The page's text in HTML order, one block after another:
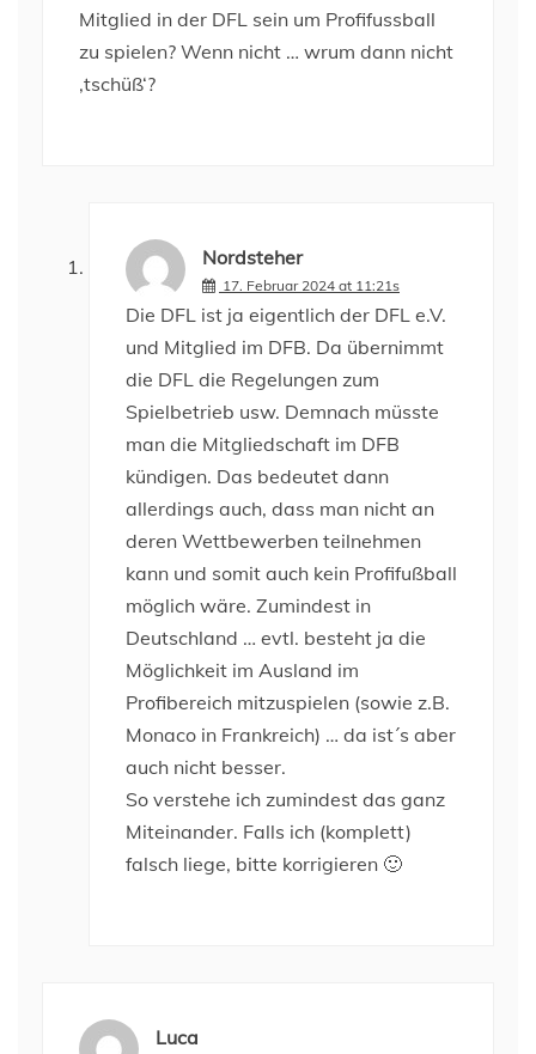
Mitglied in der DFL sein um Profifussball
zu spielen? Wenn nicht … wrum dann nicht
‚tschüß‘?
Nordsteher
17. Februar 2024 at 11:21s
Die DFL ist ja eigentlich der DFL e.V.
und Mitglied im DFB. Da übernimmt
die DFL die Regelungen zum
Spielbetrieb usw. Demnach müsste
man die Mitgliedschaft im DFB
kündigen. Das bedeutet dann
allerdings auch, dass man nicht an
deren Wettbewerben teilnehmen
kann und somit auch kein Profifußball
möglich wäre. Zumindest in
Deutschland … evtl. besteht ja die
Möglichkeit im Ausland im
Profibereich mitzuspielen (sowie z.B.
Monaco in Frankreich) … da ist´s aber
auch nicht besser.
So verstehe ich zumindest das ganz
Miteinander. Falls ich (komplett)
falsch liege, bitte korrigieren 🙂
Luca